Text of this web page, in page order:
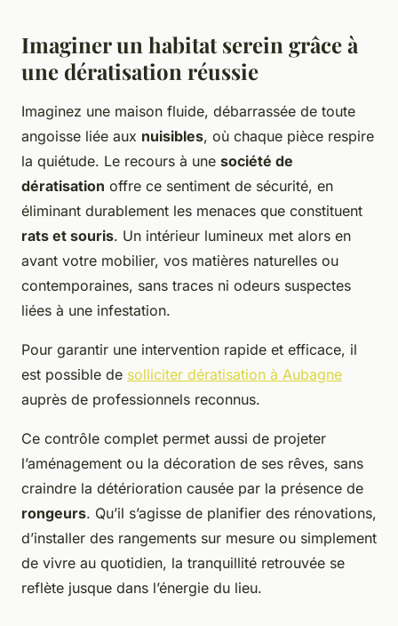
Imaginer un habitat serein grâce à
une dératisation réussie
Imaginez une maison fluide, débarrassée de toute
angoisse liée aux nuisibles, où chaque pièce respire
la quiétude. Le recours à une société de
dératisation offre ce sentiment de sécurité, en
éliminant durablement les menaces que constituent
rats et souris. Un intérieur lumineux met alors en
avant votre mobilier, vos matières naturelles ou
contemporaines, sans traces ni odeurs suspectes
liées à une infestation.
Pour garantir une intervention rapide et efficace, il
est possible de solliciter dératisation à Aubagne
auprès de professionnels reconnus.
Ce contrôle complet permet aussi de projeter
l’aménagement ou la décoration de ses rêves, sans
craindre la détérioration causée par la présence de
rongeurs. Qu’il s’agisse de planifier des rénovations,
d’installer des rangements sur mesure ou simplement
de vivre au quotidien, la tranquillité retrouvée se
reflète jusque dans l’énergie du lieu.